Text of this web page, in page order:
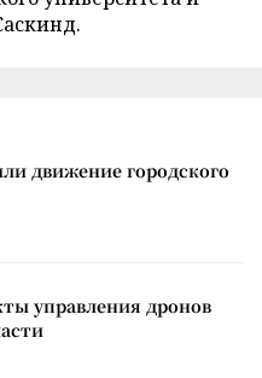
движение городского
управления дронов